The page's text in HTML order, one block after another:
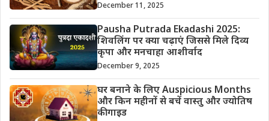
December 11, 2025
Pausha Putrada Ekadashi 2025:
शिवलिंग पर क्या चढ़ाएं जिससे मिले दिव्य
कृपा और मनचाहा आशीर्वाद
December 9, 2025
घर बनाने के लिए Auspicious Months
और किन महीनों से बचें वास्तु और ज्योतिष
की गाइड